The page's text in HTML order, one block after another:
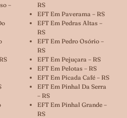
–
RS
EFT Em Paverama – RS
EFT Em Pedras Altas –
RS
EFT Em Pedro Osório –
RS
EFT Em Pejuçara – RS
EFT Em Pelotas – RS
EFT Em Picada Café – RS
EFT Em Pinhal Da Serra
– RS
EFT Em Pinhal Grande –
RS